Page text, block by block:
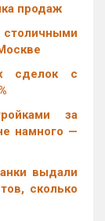
продаж
столичными
сделок с
за
намного —
выдали
сколько